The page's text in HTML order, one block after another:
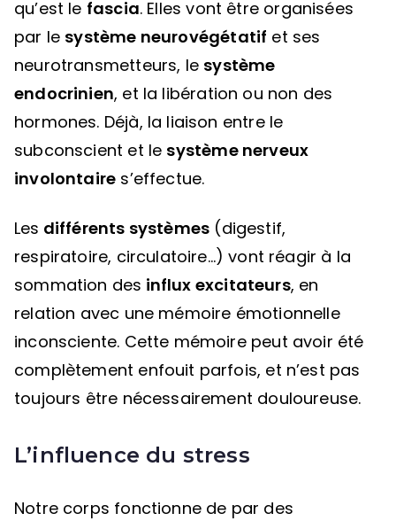
qu’est le fascia. Elles vont être organisées
par le système neurovégétatif et ses
neurotransmetteurs, le système
endocrinien, et la libération ou non des
hormones. Déjà, la liaison entre le
subconscient et le système nerveux
involontaire s’effectue.
Les différents systèmes (digestif,
respiratoire, circulatoire…) vont réagir à la
sommation des influx excitateurs, en
relation avec une mémoire émotionnelle
inconsciente. Cette mémoire peut avoir été
complètement enfouit parfois, et n’est pas
toujours être nécessairement douloureuse.
L’influence du stress
Notre corps fonctionne de par des